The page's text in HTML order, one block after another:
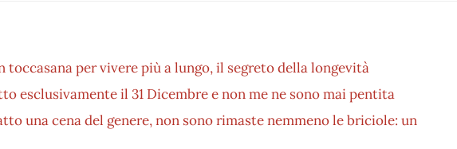
toccasana per vivere più a lungo, il segreto della longevità
esclusivamente il 31 Dicembre e non me ne sono mai pentita
una cena del genere, non sono rimaste nemmeno le briciole: un